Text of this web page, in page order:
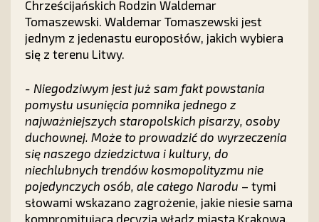
Chrześcijańskich Rodzin Waldemar
Tomaszewski. Waldemar Tomaszewski jest
jednym z jedenastu europosłów, jakich wybiera
się z terenu Litwy.
- Niegodziwym jest już sam fakt powstania
pomysłu usunięcia pomnika jednego z
najważniejszych staropolskich pisarzy, osoby
duchownej. Może to prowadzić do wyrzeczenia
się naszego dziedzictwa i kultury, do
niechlubnych trendów kosmopolityzmu nie
pojedynczych osób, ale całego Narodu – tymi
słowami wskazano zagrożenie, jakie niesie sama
kompromitująca decyzja władz miasta Krakowa.